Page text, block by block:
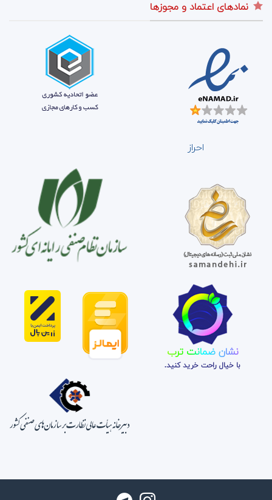
نمادهای اعتماد و مجوزها
احراز
نشان ضمانت ترب
با خیال راحت خرید کنید.